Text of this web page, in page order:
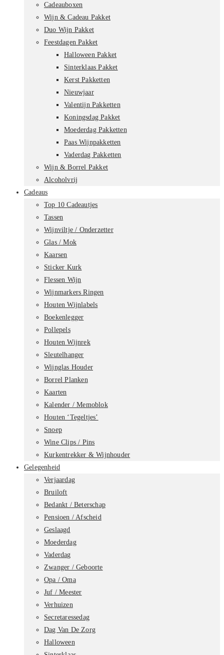
Cadeauboxen
Wijn & Cadeau Pakket
Duo Wijn Pakket
Feestdagen Pakket
Halloween Pakket
Sinterklaas Pakket
Kerst Pakketten
Nieuwjaar
Valentijn Pakketten
Koningsdag Pakket
Moederdag Pakketten
Paas Wijnpakketten
Vaderdag Pakketten
Wijn & Borrel Pakket
Alcoholvrij
Cadeaus
Top 10 Cadeautjes
Tassen
Wijnviltje / Onderzetter
Glas / Mok
Kaarsen
Sticker Kurk
Flessen Wijn
Wijnmarkers Ringen
Houten Wijnlabels
Boekenlegger
Pollepels
Houten Wijnrek
Sleutelhanger
Wijnglas Houder
Borrel Planken
Kaarten
Kalender / Memoblok
Houten ‘Tegeltjes’
Snoep
Wine Clips / Pins
Kurkentrekker & Wijnhouder
Gelegenheid
Verjaardag
Bruiloft
Bedankt / Beterschap
Pensioen / Afscheid
Geslaagd
Moederdag
Vaderdag
Zwanger / Geboorte
Opa / Oma
Juf / Meester
Verhuizen
Secretaressedag
Dag Van De Zorg
Halloween